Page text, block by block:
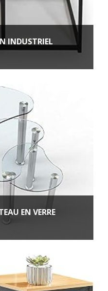
INDUSTRIEL
EN VERRE